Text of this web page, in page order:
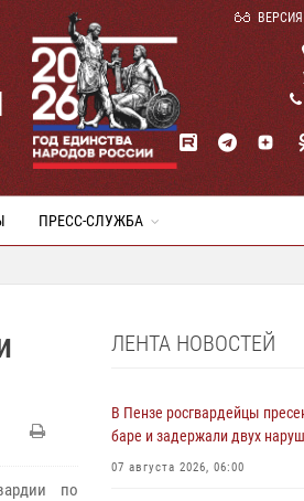
ПРЕСС-СЛУЖБА
по
ЛЕНТА НОВОСТЕЙ
В Пензе росгвардейцы
баре и задержали двух
07 августа 2026, 06:00